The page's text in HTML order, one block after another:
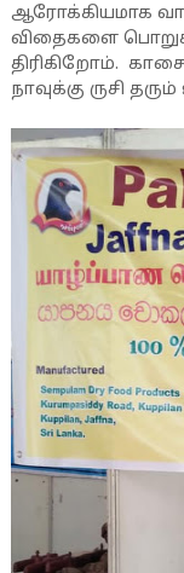
ஆரோக்கியமாக
விதைகளை
திரிகிறோம்.
நாவுக்கு ருசி